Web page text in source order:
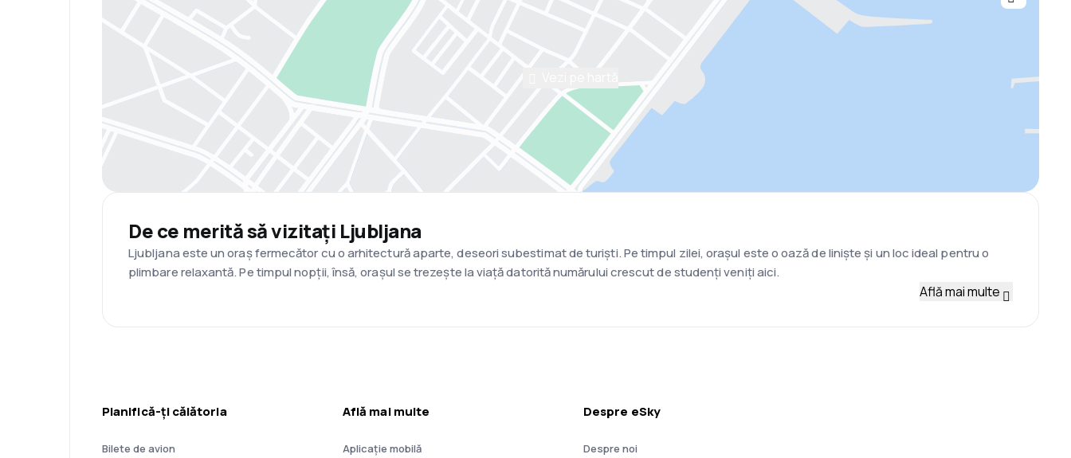
De ce merită să vizitați Ljubljana
Ljubljana este un oraș fermecător cu o arhitectură aparte, deseori subestimat de turiști. Pe timpul zilei, orașul este o oază de liniște și un loc ideal pentru o
plimbare relaxantă. Pe timpul nopții, însă, orașul se trezește la viață datorită numărului crescut de studenți veniți aici.
Află mai multe
Planifică-ți călătoria
Bilete de avion
Află mai multe
Aplicație mobilă
Despre eSky
Despre noi